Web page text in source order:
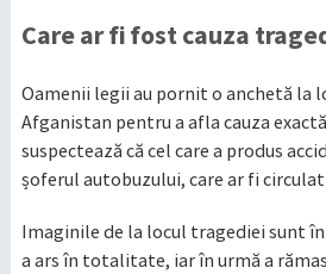
Care ar fi fost cauza
Oamenii legii au pornit o anchetă la
Afganistan pentru a afla cauza
suspectează că cel care a produs
șoferul autobuzului, care ar fi
Imaginile de la locul tragediei sunt
a ars în totalitate, iar în urmă a